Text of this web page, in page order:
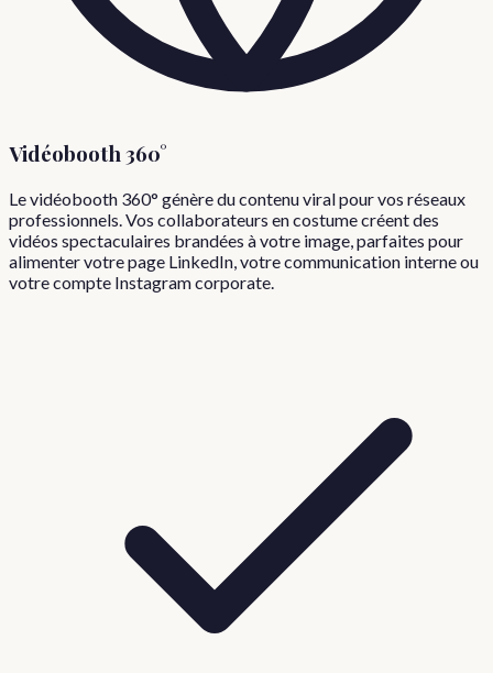
Vidéobooth 360°
Le vidéobooth 360° génère du contenu viral pour vos réseaux
professionnels. Vos collaborateurs en costume créent des
vidéos spectaculaires brandées à votre image, parfaites pour
alimenter votre page LinkedIn, votre communication interne ou
votre compte Instagram corporate.